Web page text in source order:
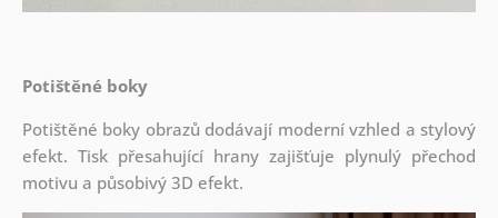
Potištěné boky
Potištěné boky obrazů dodávají moderní vzhled a stylový
efekt. Tisk přesahující hrany zajišťuje plynulý přechod
motivu a působivý 3D efekt.